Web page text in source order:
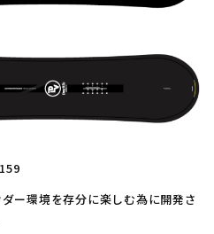
ー環境を存分に楽しむ為に開発さ